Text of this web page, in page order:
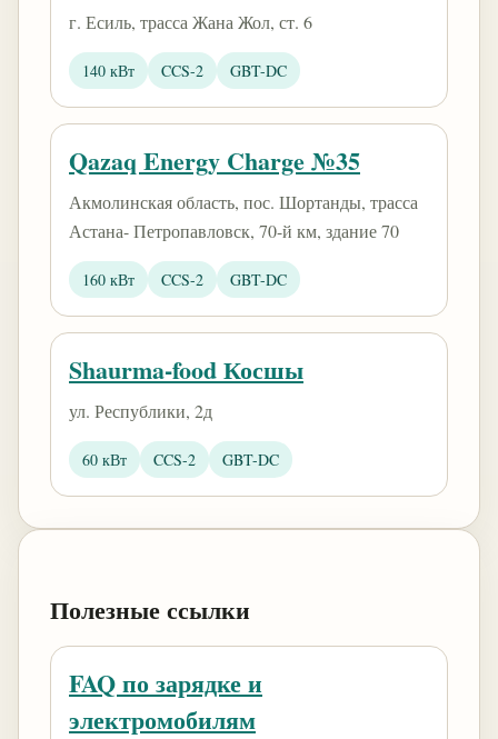
г. Есиль, трасса Жана Жол, ст. 6
140 кВт CCS-2 GBT-DC
Qazaq Energy Charge №35
Акмолинская область, пос. Шортанды, трасса
Астана- Петропавловск, 70-й км, здание 70
160 кВт CCS-2 GBT-DC
Shaurma-food Косшы
​ул. Республики, 2д
60 кВт CCS-2 GBT-DC
Полезные ссылки
FAQ по зарядке и
электромобилям